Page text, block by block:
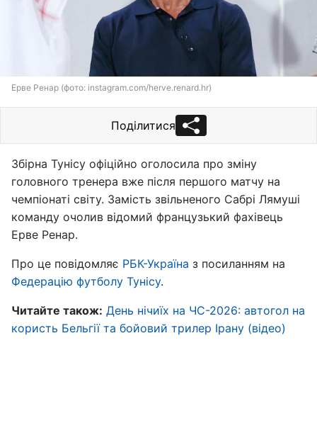
Ерве Ренар (фото: instagram.com/herve.renard.hr)
Поділитися
Збірна Тунісу офіційно оголосила про зміну
головного тренера вже після першого матчу на
чемпіонаті світу. Замість звільненого Сабрі Лямуші
команду очолив відомий французький фахівець
Ерве Ренар.
Про це повідомляє РБК-Україна з посиланням на
Федерацію футболу Тунісу.
Читайте також: День нічиїх на ЧС-2026: автогол на
користь Бельгії та бойовий трилер Ірану (відео)